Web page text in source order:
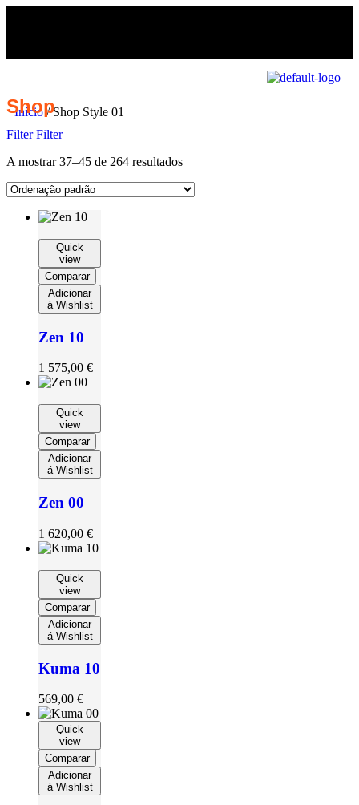
Shop
Início / Shop Style 01
Filter Filter
A mostrar 37–45 de 264 resultados
Quick
view
Comparar
Adicionar
á Wishlist
Zen 10
1 575,00 €
Quick
view
Comparar
Adicionar
á Wishlist
Zen 00
1 620,00 €
Quick
view
Comparar
Adicionar
á Wishlist
Kuma 10
569,00 €
Quick
view
Comparar
Adicionar
á Wishlist